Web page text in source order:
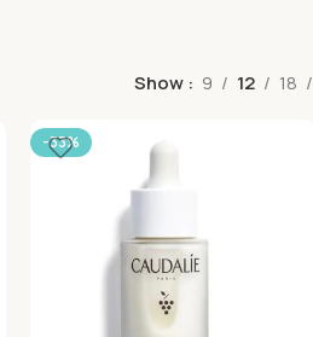
Show 9 12 18
-33%